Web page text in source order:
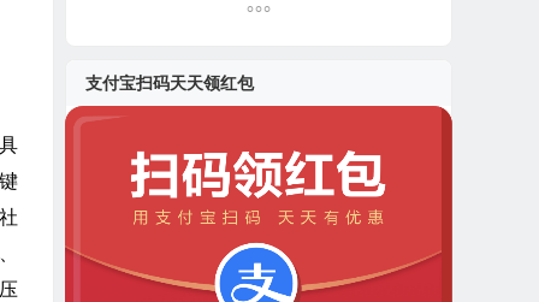
支付宝扫码天天领红包